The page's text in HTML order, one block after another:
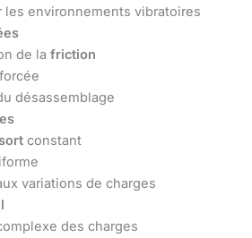
les environnements vibratoires
de la friction
désassemblage
constant
variations de charges
des charges